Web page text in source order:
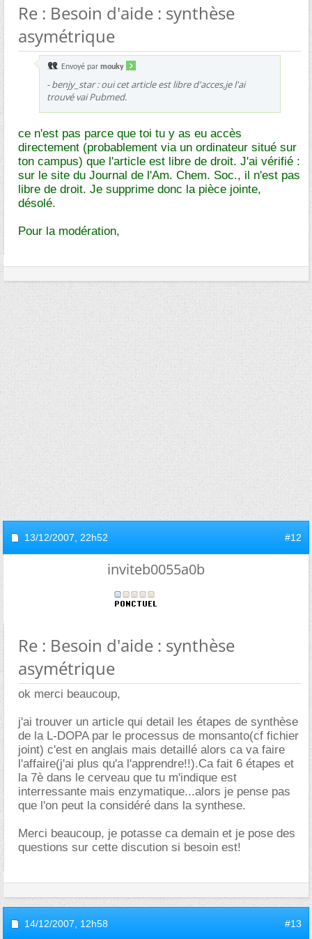
Re : Besoin d'aide : synthèse
asymétrique
Envoyé par mouky
- benjy_star : oui cet article est libre d'acces,je l'ai
trouvé vai Pubmed.
ce n'est pas parce que toi tu y as eu accès
directement (probablement via un ordinateur situé sur
ton campus) que l'article est libre de droit. J'ai vérifié :
sur le site du Journal de l'Am. Chem. Soc., il n'est pas
libre de droit. Je supprime donc la pièce jointe,
désolé.
Pour la modération,
13/12/2007, 22h52 #12
inviteb0055a0b
Re : Besoin d'aide : synthèse
asymétrique
ok merci beaucoup,
j'ai trouver un article qui detail les étapes de synthèse
de la L-DOPA par le processus de monsanto(cf fichier
joint) c'est en anglais mais detaillé alors ca va faire
l'affaire(j'ai plus qu'a l'apprendre!!).Ca fait 6 étapes et
la 7è dans le cerveau que tu m'indique est
interressante mais enzymatique...alors je pense pas
que l'on peut la considéré dans la synthese.
Merci beaucoup, je potasse ca demain et je pose des
questions sur cette discution si besoin est!
14/12/2007, 12h58 #13